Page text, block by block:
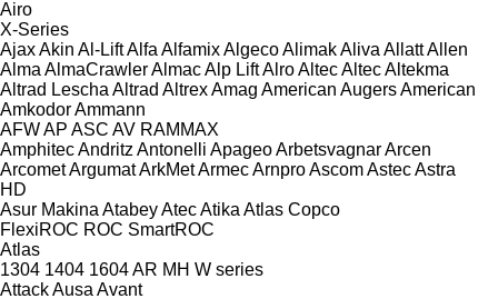
Airo
X-Series
AjaxAkin Al-LiftAlfa AlfamixAlgecoAlimakAliva AllattAllen
Alma AlmaCrawlerAlmacAlp LiftAlroAltecAltecAltekma
Altrad Lescha Altrad AltrexAmag American AugersAmerican
AmkodorAmmann
AFWAP ASC AV RAMMAX
AmphitecAndritz Antonelli ApageoArbetsvagnarArcen
ArcometArgumatArkMetArmecArnproAscomAstecAstra
HD
Asur Makina AtabeyAtecAtika Atlas Copco
FlexiROC ROC SmartROC
Atlas
1304 1404 1604AR MH W series
AttackAusa Avant